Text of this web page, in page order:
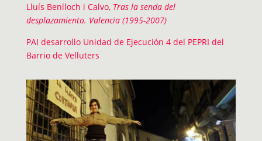
Lluís Benlloch i Calvo, Tras la senda del
desplazamiento. Valencia (1995-2007)
PAI desarrollo Unidad de Ejecución 4 del PEPRI del
Barrio de Velluters